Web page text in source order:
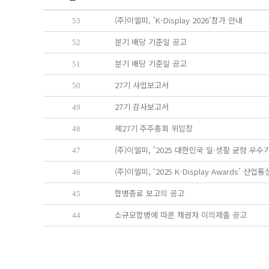
53 (주)이엘피, 'K-Display 2026'참가 안내
52 분기 배당 기준일 공고
51 분기 배당 기준일 공고
50 27기 사업보고서
49 27기 감사보고서
48 제27기 주주총회 위임장
47 (주)이엘피, '2025 대한민국 일·생활 균형 우수
46 (주)이엘피, ‘2025 K-Display Awards’ 산업통
45 합병종료 보고의 공고
44 소규모합병에 따른 채권자 이의제출 공고